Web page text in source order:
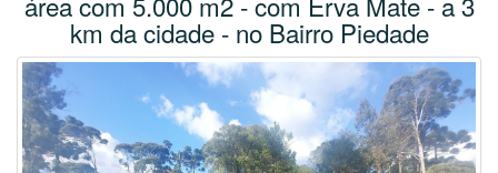
km da cidade - no Bairro Piedade